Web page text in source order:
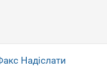
Надіслати